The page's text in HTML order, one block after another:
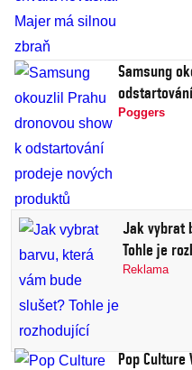
Samsung
Poggers
Jak vybrat
Tohle je
Reklama
Pop Culture